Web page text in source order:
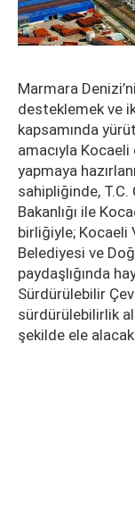
Marmara
desteklemek ve
kapsamında
amacıyla
yapmaya
sahipliğinde,
Bakanlığı ile
birliğiyle; Kocaeli
Belediyesi ve
paydaşlığında
Sürdürülebilir
sürdürülebilirlik
şekilde ele